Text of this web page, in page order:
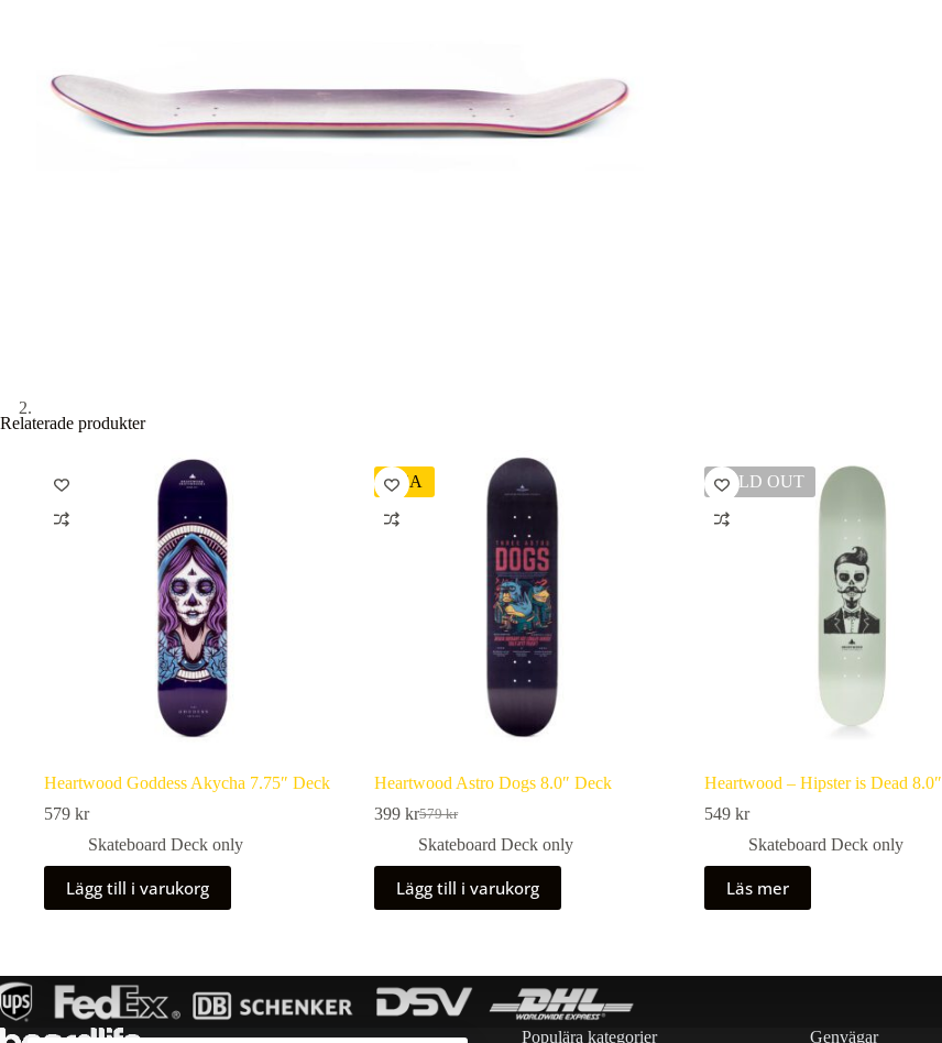
Relaterade produkter
Heartwood Goddess Akycha 7.75″ Deck
579 kr
Skateboard Deck only
Lägg till i varukorg
REA
Heartwood Astro Dogs 8.0″ Deck
579kr
Det
ursprungliga
priset
var:
579 kr.
399 krDet
nuvarande
priset
är:
399 kr.
Skateboard Deck only
Lägg till i varukorg
SOLD OUT
Heartwood – Hipster is Dead 8.0″
549 kr
Skateboard Deck only
Läs mer
Populära kategorier
Genvägar